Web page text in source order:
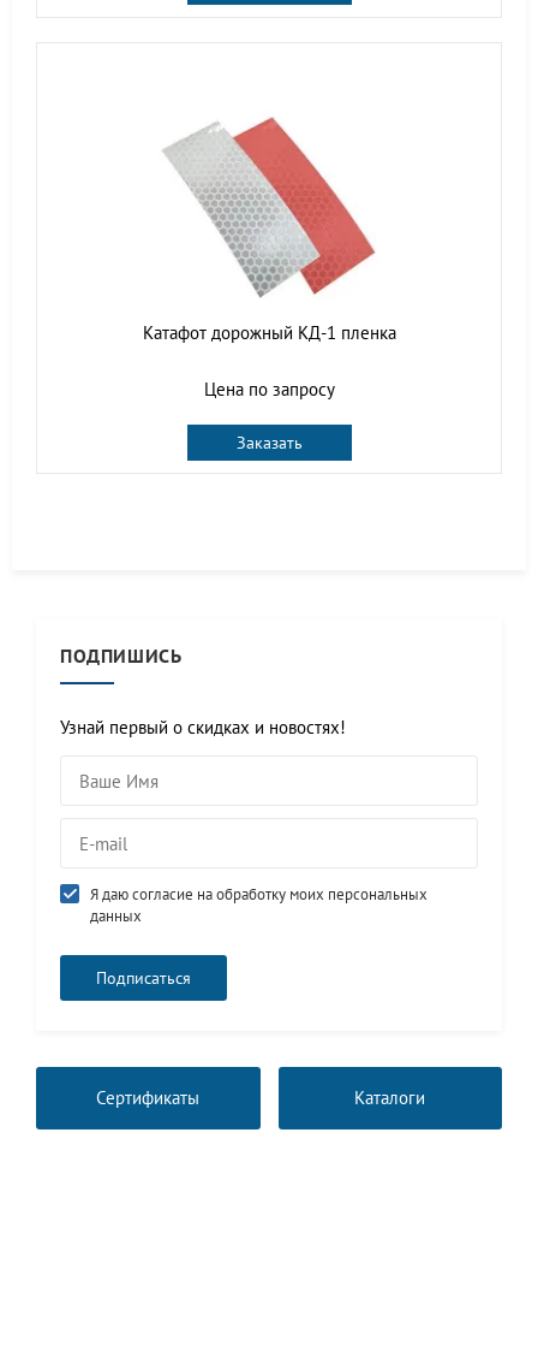
ПОДПИШИСЬ
Узнай первый о скидках и новостях!
Я даю согласие на обработку моих персональных
данных
Сертификаты Каталоги
Катафот дорожный КД-1 пленка
Цена по запросу
Заказать